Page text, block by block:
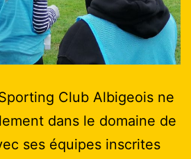
Club Albigeois ne
dans le domaine de
ses équipes inscrites